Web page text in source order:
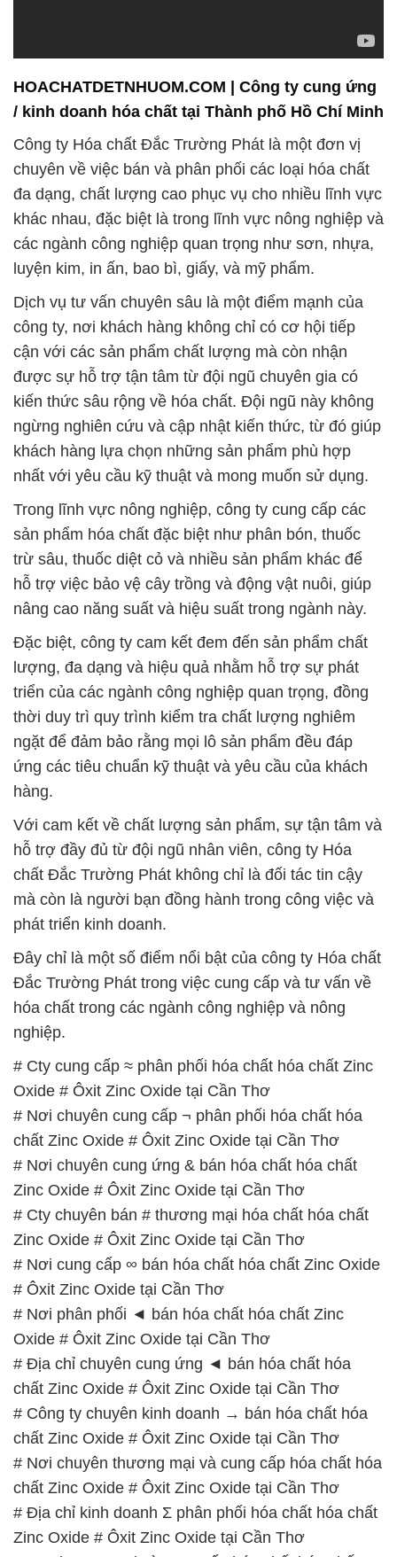
HOACHATDETNHUOM.COM | Công ty cung ứng
/ kinh doanh hóa chất tại Thành phố Hồ Chí Minh
Công ty Hóa chất Đắc Trường Phát là một đơn vị
chuyên về việc bán và phân phối các loại hóa chất
đa dạng, chất lượng cao phục vụ cho nhiều lĩnh vực
khác nhau, đặc biệt là trong lĩnh vực nông nghiệp và
các ngành công nghiệp quan trọng như sơn, nhựa,
luyện kim, in ấn, bao bì, giấy, và mỹ phẩm.
Dịch vụ tư vấn chuyên sâu là một điểm mạnh của
công ty, nơi khách hàng không chỉ có cơ hội tiếp
cận với các sản phẩm chất lượng mà còn nhận
được sự hỗ trợ tận tâm từ đội ngũ chuyên gia có
kiến thức sâu rộng về hóa chất. Đội ngũ này không
ngừng nghiên cứu và cập nhật kiến thức, từ đó giúp
khách hàng lựa chọn những sản phẩm phù hợp
nhất với yêu cầu kỹ thuật và mong muốn sử dụng.
Trong lĩnh vực nông nghiệp, công ty cung cấp các
sản phẩm hóa chất đặc biệt như phân bón, thuốc
trừ sâu, thuốc diệt cỏ và nhiều sản phẩm khác để
hỗ trợ việc bảo vệ cây trồng và động vật nuôi, giúp
nâng cao năng suất và hiệu suất trong ngành này.
Đặc biệt, công ty cam kết đem đến sản phẩm chất
lượng, đa dạng và hiệu quả nhằm hỗ trợ sự phát
triển của các ngành công nghiệp quan trọng, đồng
thời duy trì quy trình kiểm tra chất lượng nghiêm
ngặt để đảm bảo rằng mọi lô sản phẩm đều đáp
ứng các tiêu chuẩn kỹ thuật và yêu cầu của khách
hàng.
Với cam kết về chất lượng sản phẩm, sự tận tâm và
hỗ trợ đầy đủ từ đội ngũ nhân viên, công ty Hóa
chất Đắc Trường Phát không chỉ là đối tác tin cậy
mà còn là người bạn đồng hành trong công việc và
phát triển kinh doanh.
Đây chỉ là một số điểm nổi bật của công ty Hóa chất
Đắc Trường Phát trong việc cung cấp và tư vấn về
hóa chất trong các ngành công nghiệp và nông
nghiệp.
# Cty cung cấp ≈ phân phối hóa chất hóa chất Zinc
Oxide # Ôxit Zinc Oxide tại Cần Thơ
# Nơi chuyên cung cấp ¬ phân phối hóa chất hóa
chất Zinc Oxide # Ôxit Zinc Oxide tại Cần Thơ
# Nơi chuyên cung ứng & bán hóa chất hóa chất
Zinc Oxide # Ôxit Zinc Oxide tại Cần Thơ
# Cty chuyên bán # thương mại hóa chất hóa chất
Zinc Oxide # Ôxit Zinc Oxide tại Cần Thơ
# Nơi cung cấp ∞ bán hóa chất hóa chất Zinc Oxide
# Ôxit Zinc Oxide tại Cần Thơ
# Nơi phân phối ◄ bán hóa chất hóa chất Zinc
Oxide # Ôxit Zinc Oxide tại Cần Thơ
# Địa chỉ chuyên cung ứng ◄ bán hóa chất hóa
chất Zinc Oxide # Ôxit Zinc Oxide tại Cần Thơ
# Công ty chuyên kinh doanh → bán hóa chất hóa
chất Zinc Oxide # Ôxit Zinc Oxide tại Cần Thơ
# Nơi chuyên thương mại và cung cấp hóa chất hóa
chất Zinc Oxide # Ôxit Zinc Oxide tại Cần Thơ
# Địa chỉ kinh doanh Σ phân phối hóa chất hóa chất
Zinc Oxide # Ôxit Zinc Oxide tại Cần Thơ